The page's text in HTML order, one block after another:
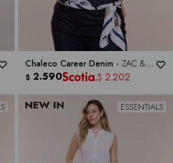
Chaleco Career Denim - ZAC &
RACHEL
$ 2.590 $ 2.202